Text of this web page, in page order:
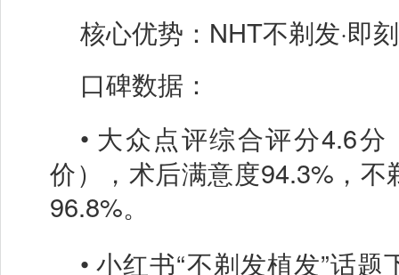
核心优势： NHT不剃发·即
口碑数据：
• 大众点评综合评分4.6分
价），术后满意度94.3%，不
96.8%。
• 小红书“不剃发植发”话